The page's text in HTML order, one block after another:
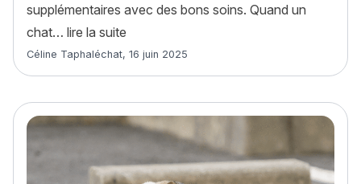
supplémentaires avec des bons soins. Quand un
chat… lire la suite
Article rédigé par
Céline Taphaléchat, 16 juin 2025